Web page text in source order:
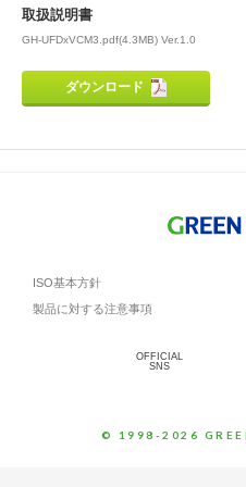
取扱説明書
GH-UFDxVCM3.pdf(4.3MB) Ver.1.0
ダウンロード
ISO基本方針
製品に対する注意事項
OFFICIAL
SNS
© 1998-2026